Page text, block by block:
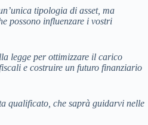
tipologia di asset, ma
possono influenzare i vostri
legge per ottimizzare il carico
e costruire un futuro finanziario
qualificato, che saprà guidarvi nelle